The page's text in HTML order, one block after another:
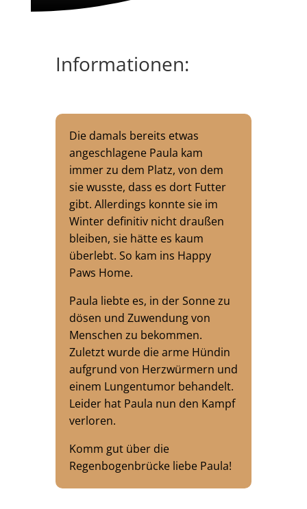
Informationen:
Die damals bereits etwas
angeschlagene Paula kam
immer zu dem Platz, von dem
sie wusste, dass es dort Futter
gibt. Allerdings konnte sie im
Winter definitiv nicht draußen
bleiben, sie hätte es kaum
überlebt. So kam ins Happy
Paws Home.
Paula liebte es, in der Sonne zu
dösen und Zuwendung von
Menschen zu bekommen.
Zuletzt wurde die arme Hündin
aufgrund von Herzwürmern und
einem Lungentumor behandelt.
Leider hat Paula nun den Kampf
verloren.
Komm gut über die
Regenbogenbrücke liebe Paula!